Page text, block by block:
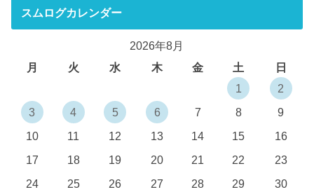
スムログカレンダー
2026年8月
月
火 水 木 金 土
日
1
2
3
4 5 6 7 8
9
10
11 12 13 14 15
16
17
18 19 20 21 22
23
24
25 26 27 28 29
30